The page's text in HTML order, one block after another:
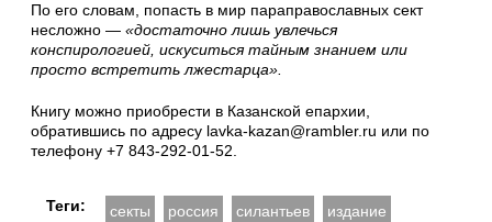
По его словам, попасть в мир параправославных сект
несложно — «достаточно лишь увлечься
конспирологией, искуситься тайным знанием или
просто встретить лжестарца».
Книгу можно приобрести в Казанской епархии,
обратившись по адресу lavka-kazan@rambler.ru или по
телефону +7 843-292-01-52.
Теги: секты россия силантьев издание